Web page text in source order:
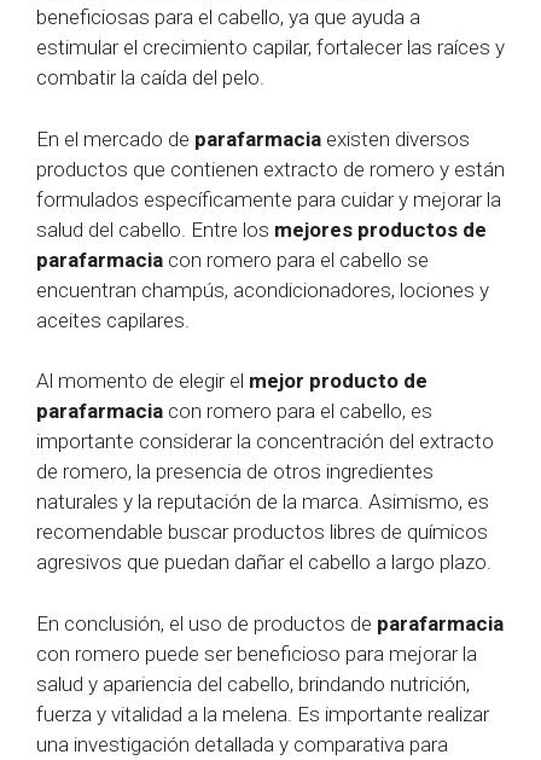
beneficiosas para el cabello, ya que ayuda a
estimular el crecimiento capilar, fortalecer las raíces y
combatir la caída del pelo.
En el mercado de parafarmacia existen diversos
productos que contienen extracto de romero y están
formulados específicamente para cuidar y mejorar la
salud del cabello. Entre los mejores productos de
parafarmacia con romero para el cabello se
encuentran champús, acondicionadores, lociones y
aceites capilares.
Al momento de elegir el mejor producto de
parafarmacia con romero para el cabello, es
importante considerar la concentración del extracto
de romero, la presencia de otros ingredientes
naturales y la reputación de la marca. Asimismo, es
recomendable buscar productos libres de químicos
agresivos que puedan dañar el cabello a largo plazo.
En conclusión, el uso de productos de parafarmacia
con romero puede ser beneficioso para mejorar la
salud y apariencia del cabello, brindando nutrición,
fuerza y vitalidad a la melena. Es importante realizar
una investigación detallada y comparativa para